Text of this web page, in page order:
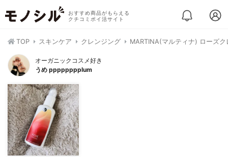
おすすめ商品がもらえる
クチコミポイ活サイト
TOP スキンケア クレンジング MARTINA(マルティナ) ローズ
オーガニックコスメ好き
うめ pppppppplum